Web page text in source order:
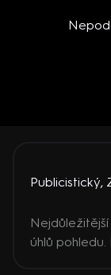
Publicistický,
úhlů